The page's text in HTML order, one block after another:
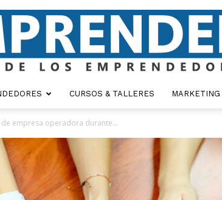
CURSOS & TALLERES MARKETING
empresa operadora durante...